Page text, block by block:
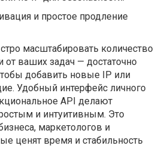
и простое продление
масштабировать количество
от ваших задач — достаточно
добавить новые IP или
Удобный интерфейс личного
API делают
и интуитивным. Это
маркетологов и
ценят время и стабильность